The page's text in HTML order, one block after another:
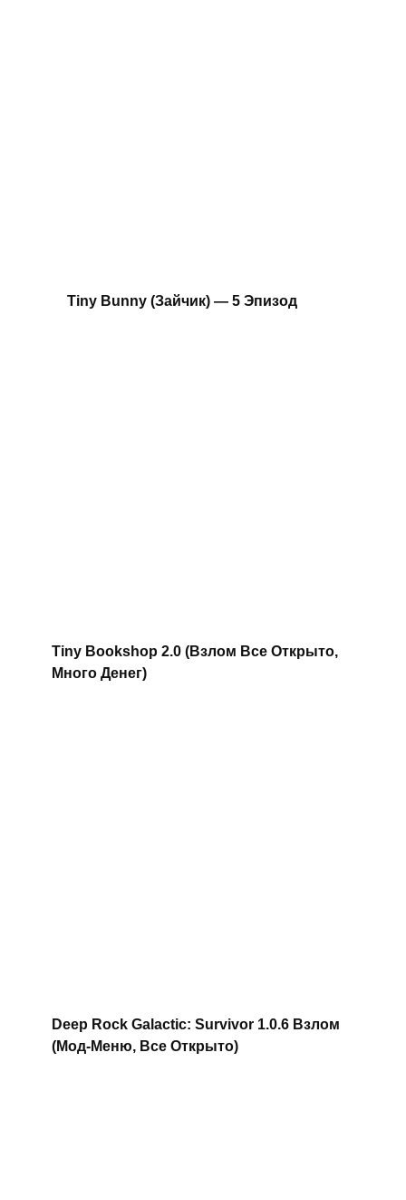
Tiny Bunny (Зайчик) — 5 Эпизод
Tiny Bookshop 2.0 (Взлом Все Открыто,
Много Денег)
Deep Rock Galactic: Survivor 1.0.6 Взлом
(Мод-Меню, Все Открыто)